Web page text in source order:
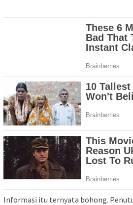
Informasi itu ternyata bohong.